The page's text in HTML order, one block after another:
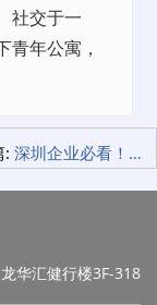
社交于一
青年公寓，
: 深圳企业必看！如何通过展览展示策划一炮而红
华汇健行楼3F-318